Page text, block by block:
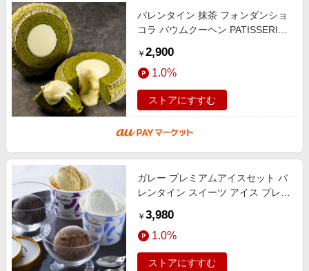
バレンタイン 抹茶 フォンダンショ
コラ バウムクーヘン PATISSERIE
クーヘン 抹茶バウムクーヘン
￥ 2,900
1.0%
ストアにすすむ
ガレー プレミアムアイスセット バ
レンタイン スイーツ アイス プレゼ
チョコ 御歳暮ギフト
￥ 3,980
1.0%
ストアにすすむ